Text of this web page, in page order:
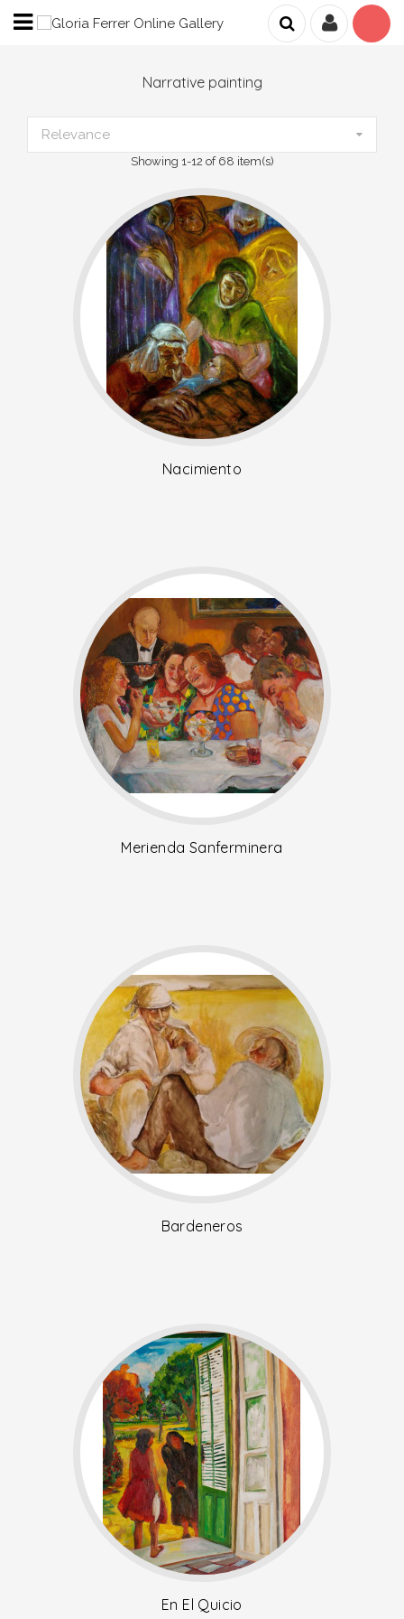
Narrative painting
Relevance
Showing 1-12 of 68 item(s)
Nacimiento
Merienda Sanferminera
Bardeneros
En El Quicio